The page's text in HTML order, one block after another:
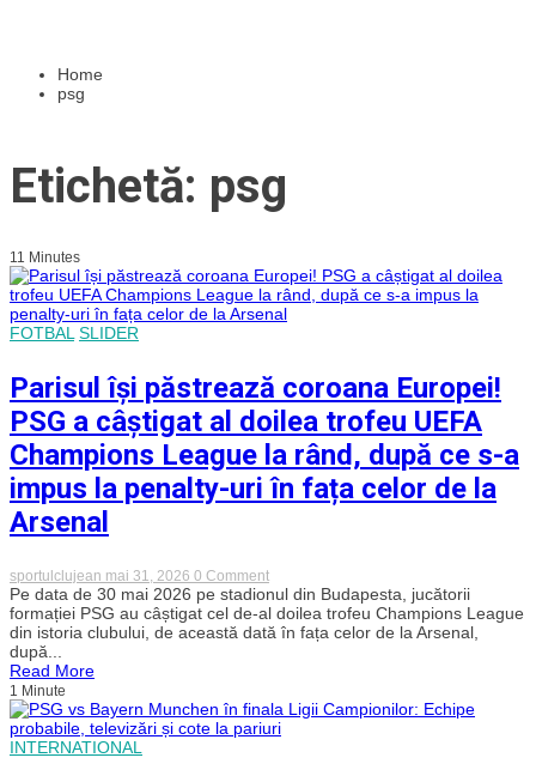
Home
psg
Etichetă: psg
11 Minutes
FOTBAL SLIDER
Parisul își păstrează coroana Europei!
PSG a câștigat al doilea trofeu UEFA
Champions League la rând, după ce s-a
impus la penalty-uri în fața celor de la
Arsenal
sportulclujean mai 31, 2026 0 Commenton
Parisul
își
păstrează
coroana
câștigat
al
doilea
Pe data de 30 mai 2026 pe stadionul din Budapesta, jucătorii
formației PSG au câștigat cel de-al doilea trofeu Champions League
din istoria clubului, de această dată în fața celor de la Arsenal,
după...
Read More
1 Minute
INTERNATIONAL